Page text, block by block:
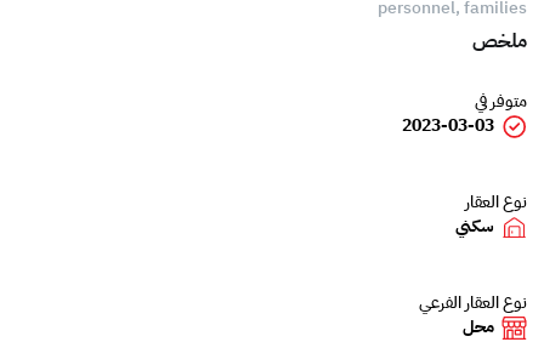
personnel, families
ملخص
متوفر في
2023-03-03
نوع العقار
سكني
نوع العقار الفرعي
محل